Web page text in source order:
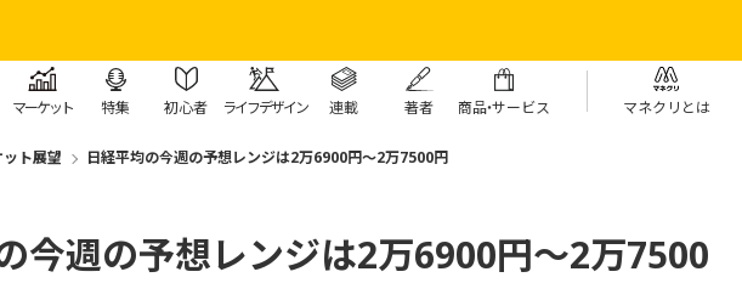
マーケット 特集 初心者 ライフデザイン 連載 著者 商品・サービス マネクリとは
ト展望 日経平均の今週の予想レンジは2万6900円～2万7500円
今週の予想レンジは2万6900円～2万7500